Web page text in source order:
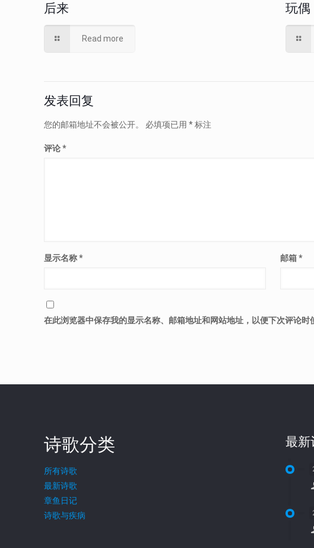
后来
Read more
玩偶
发表回复
您的邮箱地址不会被公开。 必填项已用*标注
评论*
显示名称* 邮箱*
在此浏览器中保存我的显示名称、邮箱地址和网站地址，以便下次评论时
诗歌分类
所有诗歌
最新诗歌
章鱼日记
诗歌与疾病
最新